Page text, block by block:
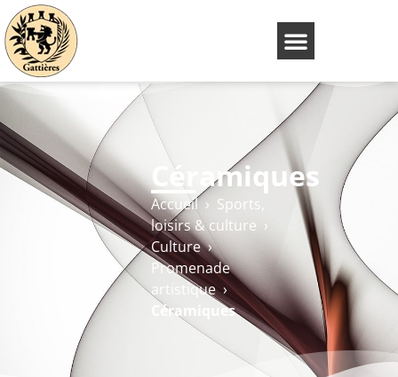
Céramiques
Accueil› Sports,
loisirs & culture ›
Culture›
Promenade
artistique›
Céramiques